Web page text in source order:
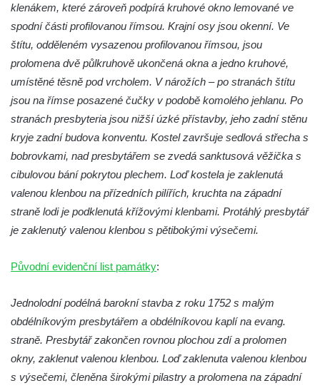
Hřbitovní kaple na hřbitově v Lužci nad
Vltavou
Márnice na hřbitově v Hrobčicích
Kostel svatého Havla na hřbitově v
Hrobčicích
Kaple svatého Vavřince v Mirošovicích
Márnice na hřbitově v Račicích
Márnice na hřbitově v Dobříni
Kaple v Bezděkově
Kaple Nejsvětější Trojice v centru Liběšic
okraji Liběšic
Kostel svatého Augustina v Lužici
Márnice na hřbitově v Lužici
Kostel svatého Martina v Kozlech
klenákem, které zároveň podpírá kruhové okno lemované ve
spodní části profilovanou římsou. Krajní osy jsou okenní. Ve
štítu, odděleném vysazenou profilovanou římsou, jsou
prolomena dvě půlkruhově ukončená okna a jedno kruhové,
umístěné těsně pod vrcholem. V nárožích – po stranách štítu
jsou na římse posazené čučky v podobě komolého jehlanu. Po
stranách presbyteria jsou nižší úzké přístavby, jeho zadní stěnu
kryje zadní budova konventu. Kostel završuje sedlová střecha s
bobrovkami, nad presbytářem se zvedá sanktusová věžička s
cibulovou bání pokrytou plechem. Loď kostela je zaklenutá
valenou klenbou na přízedních pilířích, kruchta na západní
straně lodi je podklenutá křížovými klenbami. Protáhlý presbytář
je zaklenutý valenou klenbou s pětibokými výsečemi.
Původní evidenční list památky:
Jednolodní podélná barokní stavba z roku 1752 s malým
obdélníkovým presbytářem a obdélníkovou kaplí na evang.
straně. Presbytář zakončen rovnou plochou zdí a prolomen
okny, zaklenut valenou klenbou. Loď zaklenuta valenou klenbou
s výsečemi, členěna širokými pilastry a prolomena na západní